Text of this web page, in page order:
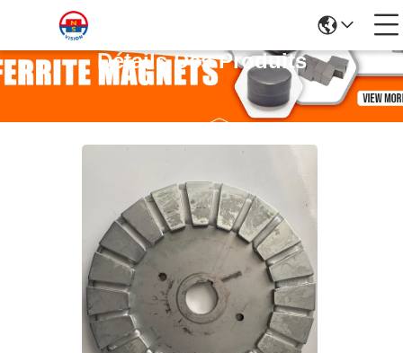
Détails Des Produits